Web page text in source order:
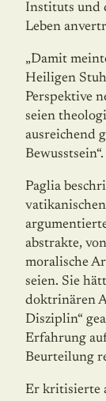
Instituts und
Leben
„Damit
Heiligen
Perspektive
seien
ausreichend
Bewusstsein“.
Paglia
abstrakte,
moralische
seien. Sie
doktrinären
Disziplin“
Erfahrung
Beurteilung
Er kritisierte